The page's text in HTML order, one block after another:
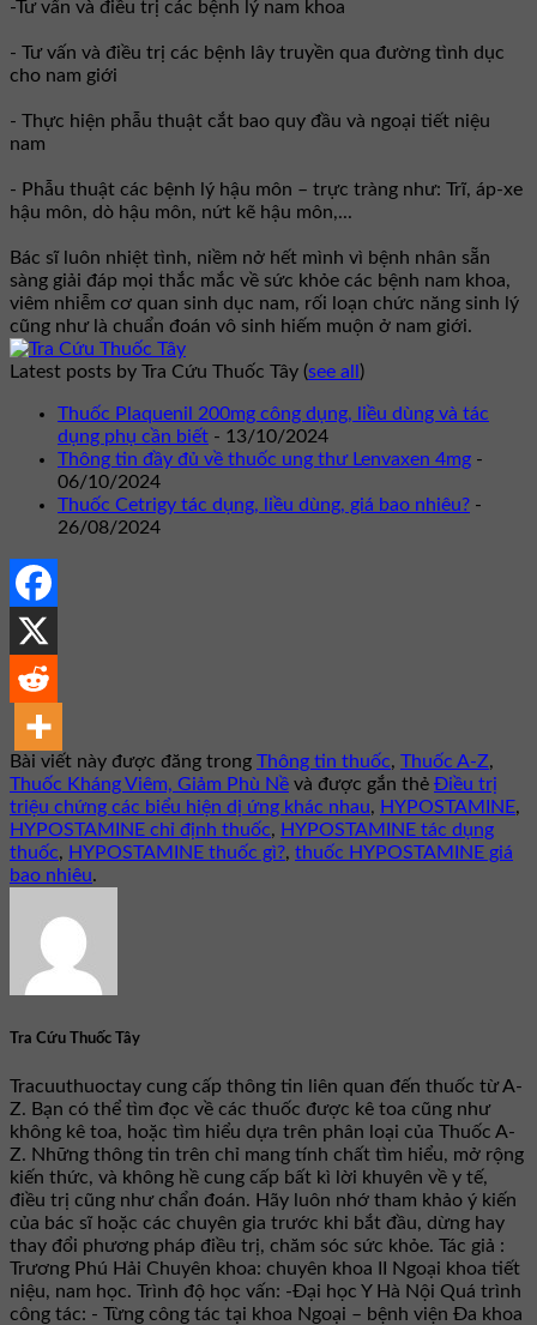
-Tư vấn và điều trị các bệnh lý nam khoa
- Tư vấn và điều trị các bệnh lây truyền qua đường tình dục
cho nam giới
- Thực hiện phẫu thuật cắt bao quy đầu và ngoại tiết niệu
nam
- Phẫu thuật các bệnh lý hậu môn – trực tràng như: Trĩ, áp-xe
hậu môn, dò hậu môn, nứt kẽ hậu môn,...
Bác sĩ luôn nhiệt tình, niềm nở hết mình vì bệnh nhân sẵn
sàng giải đáp mọi thắc mắc về sức khỏe các bệnh nam khoa,
viêm nhiễm cơ quan sinh dục nam, rối loạn chức năng sinh lý
cũng như là chuẩn đoán vô sinh hiếm muộn ở nam giới.
Latest posts by Tra Cứu Thuốc Tây (see all )
Thuốc Plaquenil 200mg công dụng, liều dùng và tác
dụng phụ cần biết - 13/10/2024
Thông tin đầy đủ về thuốc ung thư Lenvaxen 4mg -
06/10/2024
Thuốc Cetrigy tác dụng, liều dùng, giá bao nhiêu? -
26/08/2024
Bài viết này được đăng trong Thông tin thuốc, Thuốc A-Z,
Thuốc Kháng Viêm, Giảm Phù Nề và được gắn thẻ Điều trị
triệu chứng các biểu hiện dị ứng khác nhau, HYPOSTAMINE,
HYPOSTAMINE chỉ định thuốc, HYPOSTAMINE tác dụng
thuốc, HYPOSTAMINE thuốc gì?, thuốc HYPOSTAMINE giá
bao nhiêu.
Tra Cứu Thuốc Tây
Tracuuthuoctay cung cấp thông tin liên quan đến thuốc từ A-
Z. Bạn có thể tìm đọc về các thuốc được kê toa cũng như
không kê toa, hoặc tìm hiểu dựa trên phân loại của Thuốc A-
Z. Những thông tin trên chỉ mang tính chất tìm hiểu, mở rộng
kiến thức, và không hề cung cấp bất kì lời khuyên về y tế,
điều trị cũng như chẩn đoán. Hãy luôn nhớ tham khảo ý kiến
của bác sĩ hoặc các chuyên gia trước khi bắt đầu, dừng hay
thay đổi phương pháp điều trị, chăm sóc sức khỏe. Tác giả :
Trương Phú Hải Chuyên khoa: chuyên khoa II Ngoại khoa tiết
niệu, nam học. Trình độ học vấn: -Đại học Y Hà Nội Quá trình
công tác: - Từng công tác tại khoa Ngoại – bệnh viện Đa khoa